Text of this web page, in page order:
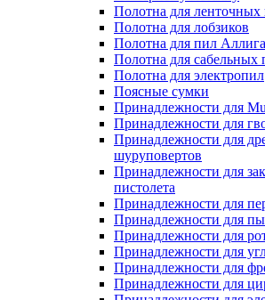
Полотна для ленточных
Полотна для лобзиков
Полотна для пил
Полотна для сабельных
Полотна для электропил
Поясные сумки
Принадлежности для
Принадлежности для
Принадлежности для
шуруповертов
Принадлежности для
пистолета
Принадлежности для
Принадлежности для
Принадлежности для
Принадлежности для
Принадлежности для
Принадлежности для